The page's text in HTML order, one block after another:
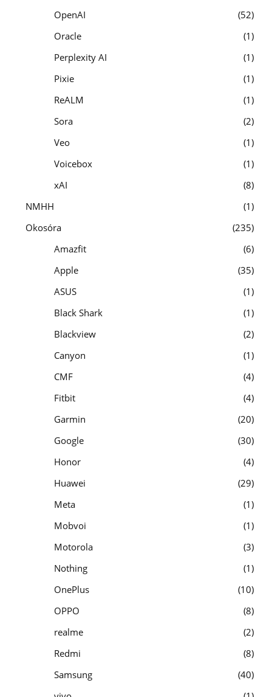
OpenAI
52
Oracle
1
Perplexity AI
1
Pixie
1
ReALM
1
Sora
2
Veo
1
Voicebox
1
xAI
8
NMHH
1
Okosóra
235
Amazfit
6
Apple
35
ASUS
1
Black Shark
1
Blackview
2
Canyon
1
CMF
4
Fitbit
4
Garmin
20
Google
30
Honor
4
Huawei
29
Meta
1
Mobvoi
1
Motorola
3
Nothing
1
OnePlus
10
OPPO
8
realme
2
Redmi
8
Samsung
40